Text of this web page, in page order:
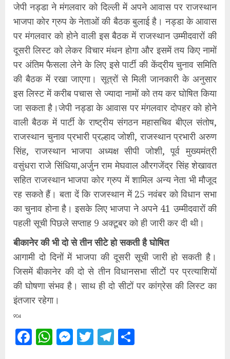
जेपी नड्डा ने मंगलवार को दिल्ली में अपने आवास पर राजस्थान
भाजपा कोर ग्रुप के नेताओं की बैठक बुलाई है। नड्डा के आवास
पर मंगलवार को होने वाली इस बैठक में राजस्थान उम्मीदवारों की
दूसरी लिस्ट को लेकर विचार मंथन होगा और इसमें तय किए नामों
पर अंतिम फैसला लेने के लिए इसे पार्टी की केंद्रीय चुनाव समिति
की बैठक में रखा जाएगा। सूत्रों से मिली जानकारी के अनुसार
इस लिस्ट में करीब पचास से ज्यादा नामों को तय कर घोषित किया
जा सकता है।जेपी नड्डा के आवास पर मंगलवार दोपहर को होने
वाली बैठक में पार्टी के राष्ट्रीय संगठन महासचिव बीएल संतोष,
राजस्थान चुनाव प्रभारी प्रल्हाद जोशी, राजस्थान प्रभारी अरुण
सिंह, राजस्थान भाजपा अध्यक्ष सीपी जोशी, पूर्व मुख्यमंत्री
वसुंधरा राजे सिंधिया,अर्जुन राम मेघवाल औरगजेंद्र सिंह शेखावत
सहित राजस्थान भाजपा कोर ग्रुप में शामिल अन्य नेता भी मौजूद
रह सकते हैं। बता दें कि राजस्थान में 25 नवंबर को विधान सभा
का चुनाव होना है। इसके लिए भाजपा ने अपने 41 उम्मीदवारों की
पहली सूची पिछले सप्ताह 9 अक्टूबर को ही जारी कर दी थी।
बीकानेर की भी दो से तीन सीटे हो सकती है घोषित
आगामी दो दिनों में भाजपा की दूसरी सूची जारी हो सकती है।
जिसमें बीकानेर की दो से तीन विधानसभा सीटोें पर प्रत्याशियों
की घोषणा संभव है। साथ ही दो सीटों पर कांग्रेस की लिस्ट का
इंतजार रहेगा।
904
Facebook
WhatsApp
Messenger
TwitterTelegram